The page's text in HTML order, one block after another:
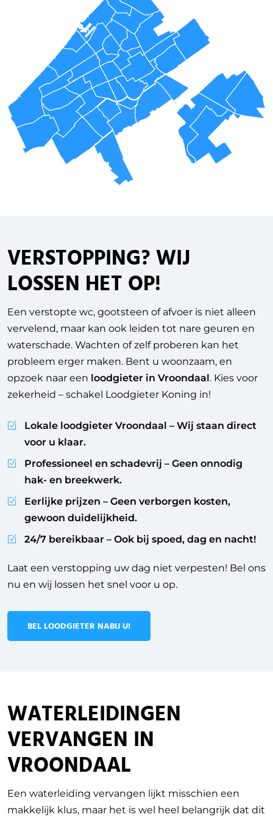
VERSTOPPING? WIJ
LOSSEN HET OP!
Een verstopte wc, gootsteen of afvoer is niet alleen
vervelend, maar kan ook leiden tot nare geuren en
waterschade. Wachten of zelf proberen kan het
probleem erger maken. Bent u woonzaam, en
opzoek naar een loodgieter in Vroondaal. Kies voor
zekerheid – schakel Loodgieter Koning in!
Lokale loodgieter Vroondaal – Wij staan direct
voor u klaar.
Professioneel en schadevrij – Geen onnodig
hak- en breekwerk.
Eerlijke prijzen – Geen verborgen kosten,
gewoon duidelijkheid.
24/7 bereikbaar – Ook bij spoed, dag en nacht!
Laat een verstopping uw dag niet verpesten! Bel ons
nu en wij lossen het snel voor u op.
BEL LOODGIETER NABIJ U!
WATERLEIDINGEN
VERVANGEN IN
VROONDAAL
Een waterleiding vervangen lijkt misschien een
makkelijk klus, maar het is wel heel belangrijk dat dit